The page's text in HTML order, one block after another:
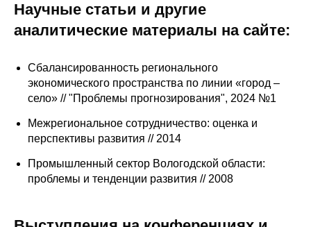
Научные подразделения
Сотрудники
Отчетность
Публикации
Научные статьи и другие
аналитические материалы на сайте:
Сбалансированность регионального
экономического пространства по линии «город –
село» // "Проблемы прогнозирования", 2024 №1
Межрегиональное сотрудничество: оценка и
перспективы развития // 2014
Промышленный сектор Вологодской области:
проблемы и тенденции развития // 2008